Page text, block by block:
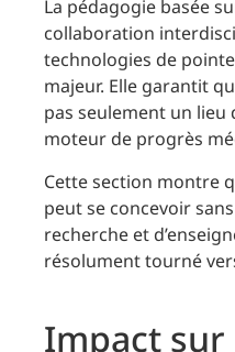
La pédagogie basée
collaboration
technologies de
majeur. Elle garantit
pas seulement un lieu
moteur de progrès
Cette section montre
peut se concevoir
recherche et
résolument tourné
Impact